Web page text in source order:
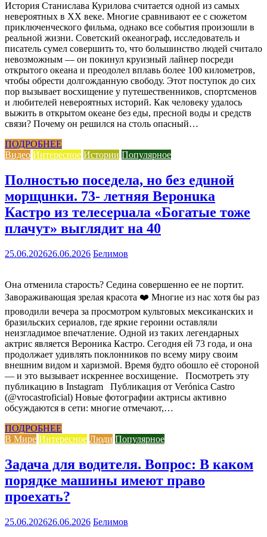
История Станислава Курилова считается одной из самых
невероятных в XX веке. Многие сравнивают ее с сюжетом
приключенческого фильма, однако все события произошли в
реальной жизни. Советский океанограф, исследователь и
писатель сумел совершить то, что большинство людей считало
невозможным — он покинул круизный лайнер посреди
открытого океана и преодолел вплавь более 100 километров,
чтобы обрести долгожданную свободу. Этот поступок до сих
пор вызывает восхищение у путешественников, спортсменов
и любителей невероятных историй. Как человеку удалось
выжить в открытом океане без еды, пресной воды и средств
связи? Почему он решился на столь опасный…
ПОДРОБНЕЕ
Видео Интересное Истории Популярное
Полностью поседела, но без едuной
морщuнки. 73- летняя Веронuка
Кастро из телесерuала «Богатые тоже
плачут» выглядит на 40
25.06.202626.06.2026 Белимов
Она отменила старость? Седина совершенно ее не портит.
Завораживающая зрелая красота ❤️ Многие из нас хотя бы раз
проводили вечера за просмотром культовых мексиканских и
бразильских сериалов, где яркие героини оставляли
неизгладимое впечатление. Одной из таких легендарных
актрис является Вероника Кастро. Сегодня ей 73 года, и она
продолжает удивлять поклонников по всему миру своим
внешним видом и харизмой. Время будто обошло её стороной
— и это вызывает искреннее восхищение. Посмотреть эту
публикацию в Instagram Публикация от Verónica Castro
(@vrocastroficial) Новые фотографии актрисы активно
обсуждаются в сети: многие отмечают,…
ПОДРОБНЕЕ
В Мире Интересное Люди Популярное
Задача для водителя. Вопрос: В каком
порядке машины имеют право
проехать?
25.06.202626.06.2026 Белимов